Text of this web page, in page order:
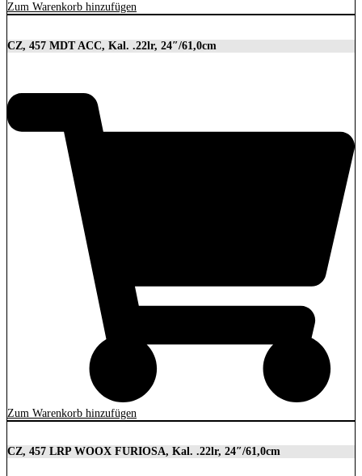
Zum Warenkorb hinzufügen
CZ, 457 MDT ACC, Kal. .22lr, 24″/61,0cm
Zum Warenkorb hinzufügen
CZ, 457 LRP WOOX FURIOSA, Kal. .22lr, 24″/61,0cm